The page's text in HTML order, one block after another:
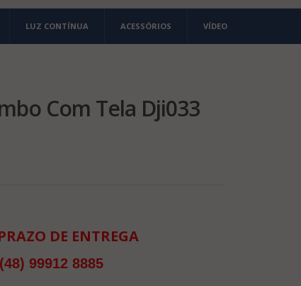
LUZ CONTÍNUA ACESSÓRIOS VÍDEO
Com Tela Dji033
DE ENTREGA
99912 8885